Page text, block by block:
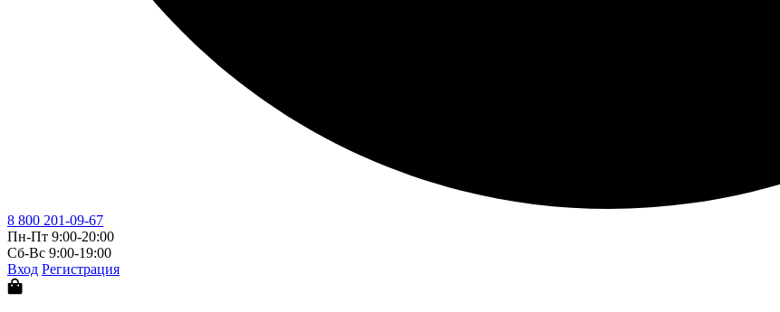
8 800 201-09-67
Пн-Пт 9:00-20:00
Сб-Вс 9:00-19:00
Вход Регистрация